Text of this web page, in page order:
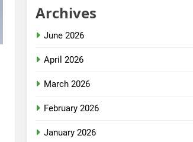
Archives
June 2026
April 2026
March 2026
February 2026
January 2026